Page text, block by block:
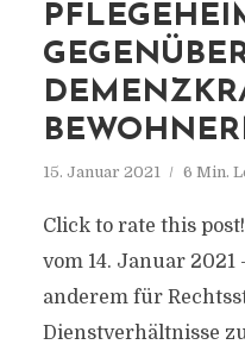
15. Januar 2021 6 Min.
Click to rate this
vom 14. Januar 2021
anderem für
Dienstverhältnisse